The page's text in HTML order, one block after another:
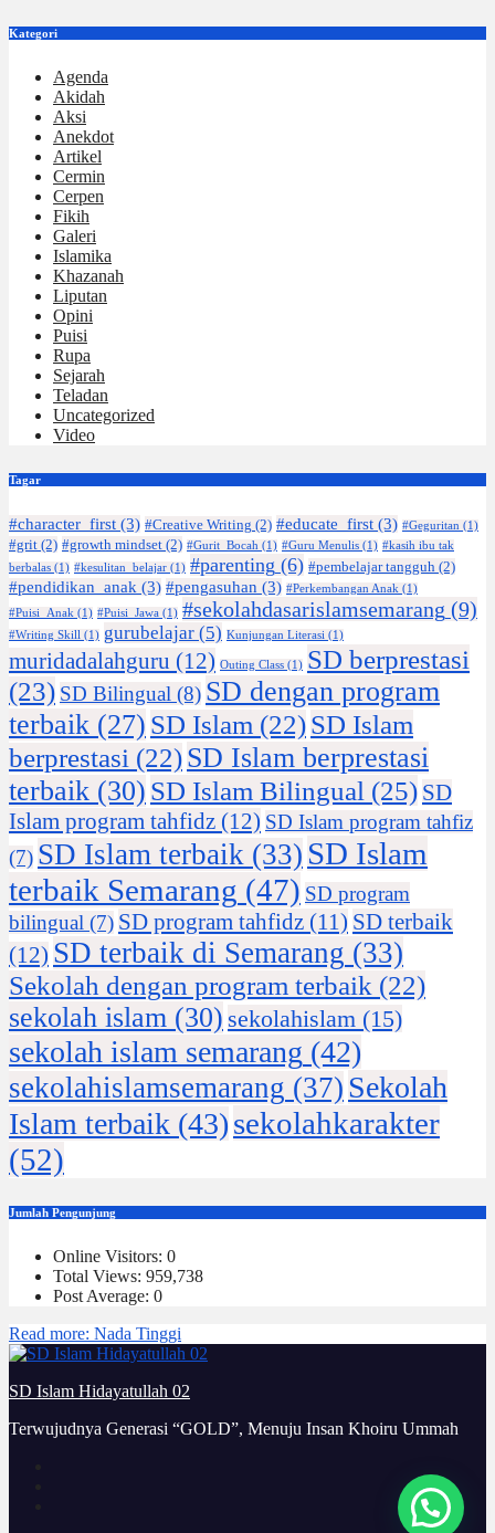
Kategori
Agenda
Akidah
Aksi
Anekdot
Artikel
Cermin
Cerpen
Fikih
Galeri
Islamika
Khazanah
Liputan
Opini
Puisi
Rupa
Sejarah
Teladan
Uncategorized
Video
Tagar
#character_first (3) #Creative Writing (2) #educate_first (3) #Geguritan (1)
#grit (2) #growth mindset (2) #Gurit_Bocah (1) #Guru Menulis (1) #kasih ibu tak
berbalas (1) #kesulitan_belajar (1) #parenting (6) #pembelajar tangguh (2)
#pendidikan_anak (3) #pengasuhan (3) #Perkembangan Anak (1)
#Puisi_Anak (1) #Puisi_Jawa (1) #sekolahdasarislamsemarang (9)
#Writing Skill (1) gurubelajar (5) Kunjungan Literasi (1)
muridadalahguru (12) Outing Class (1) SD berprestasi
(23) SD Bilingual (8) SD dengan program
terbaik (27) SD Islam (22)SD Islam
berprestasi (22)SD Islam berprestasi
terbaik (30) SD Islam Bilingual (25) SD
Islam program tahfidz (12) SD Islam program tahfiz
(7) SD Islam terbaik (33) SD Islam
terbaik Semarang (47) SD program
bilingual (7) SD program tahfidz (11) SD terbaik
(12) SD terbaik di Semarang (33)
Sekolah dengan program terbaik (22)
sekolah islam (30) sekolahislam (15)
sekolah islam semarang (42)
sekolahislamsemarang (37) Sekolah
Islam terbaik (43)sekolahkarakter
(52)
Jumlah Pengunjung
Online Visitors: 0
Total Views: 959,738
Post Average: 0
Read more: Nada Tinggi
SD Islam Hidayatullah 02
Terwujudnya Generasi “GOLD”, Menuju Insan Khoiru Ummah